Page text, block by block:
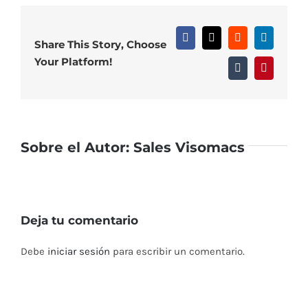
Share This Story, Choose
Your Platform!
Facebook
X RedditLinkedIn
TumblrPinterest
Sobre el Autor: Sales Visomacs
Deja tu comentario
Debe iniciar sesión para escribir un comentario.